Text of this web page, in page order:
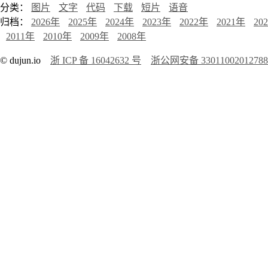
分类：
图片 文字 代码 下载 短片
语音
归档： 2026年 2025年 2024年 2023年 2022年 2021年
2011年
2010年 2009年 2008年
© dujun.io 浙 ICP 备 16042632 号 浙公网安备